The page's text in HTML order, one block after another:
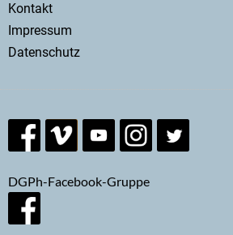
menu
Kontakt
Impressum
Datenschutz
DGPh-Facebook-Gruppe